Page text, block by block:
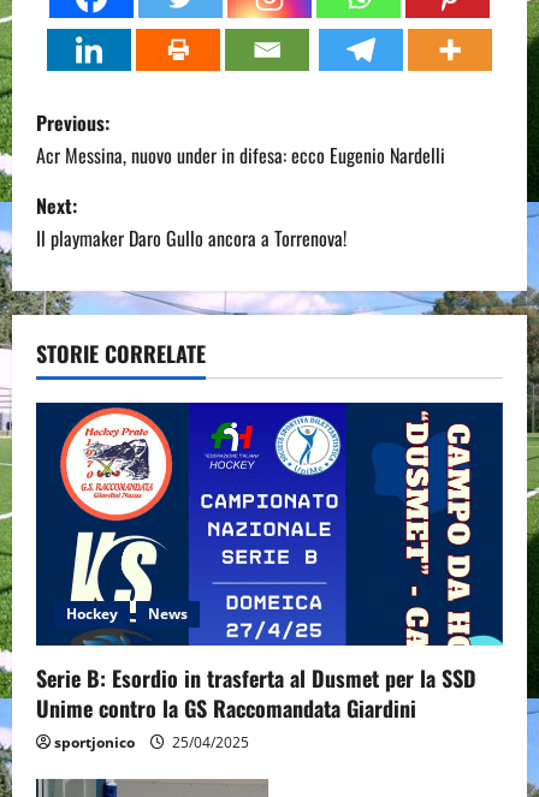
P
o
s
t
n
a
v
i
o
n
Previous:
Acr Messina, nuovo under in difesa: ecco Eugenio Nardelli
Next:
Il playmaker Daro Gullo ancora a Torrenova!
STORIE CORRELATE
Hockey News
Serie B: Esordio in trasferta al Dusmet per la SSD
Unime contro la GS Raccomandata Giardini
sportjonico 25/04/2025